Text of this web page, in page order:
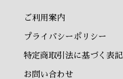
ご利用案内
プライバシーポリシー
特定商取引法に基づく表記
お問い合わせ